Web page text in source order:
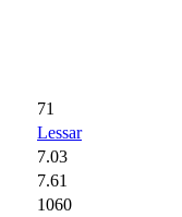
71
Lessar
7.03
7.61
1060